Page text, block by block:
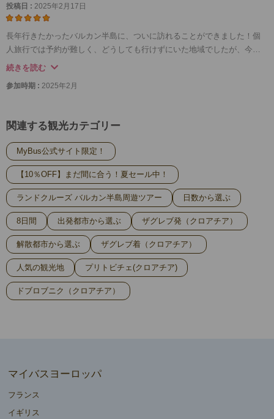
投稿日 : 2025年2月17日
長年行きたかったバルカン半島に、ついに訪れることができました！個
人旅行では予約が難しく、どうしても行けずにいた地域でしたが、今回
のツアーは長年の思いを実現してくれました。特に、ドブロブニクやサ
ができない場所を巡るルートが魅力的でした。
やメキシコからの参加者との交流があり、異文化を感じながら楽しい時
間を過ごすことができました。異なる国の人々と意見を交換することが
でき、新鮮で心温まる経験でした。
8日間という長い日程でしたが、毎日の観光がしっかりと配慮された行程
になっており、疲れすぎることなく、毎日を楽しむことができました。
観光地を巡りながらも、ちょうど良い時間での休憩や自由時間があり、
心地よく過ごせたことが大きなポイントです。
本当に大満足の旅行でした！次回もぜひ、また別のツアーに参加したい
と思います！
続きを読む
参加時期 : 2025年2月
関連する観光カテゴリー
MyBus公式サイト限定！
【10％OFF】まだ間に合う！夏セール中！
ランドクルーズ バルカン半島周遊ツアー 日数から選ぶ
8日間 出発都市から選ぶ ザグレブ発（クロアチア）
解散都市から選ぶ ザグレブ着（クロアチア）
人気の観光地 プリトビチェ(クロアチア)
ドブロブニク（クロアチア）
マイバスヨーロッパ
フランス
イギリス